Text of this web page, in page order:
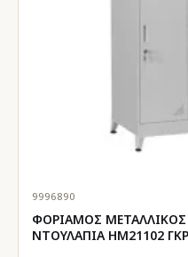
9996890
ΦΟΡΙΑΜΟΣ ΜΕΤΑΛΛΙΚΟΣ
ΝΤΟΥΛΑΠΙΑ HM21102